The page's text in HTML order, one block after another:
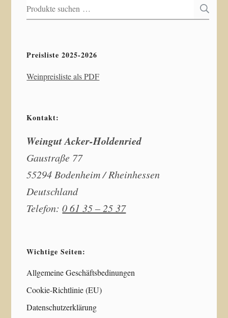
Suchen
nach:
Preisliste 2025-2026
Weinpreisliste als PDF
Kontakt:
Weingut Acker-Holdenried
Gaustraße 77
55294 Bodenheim / Rheinhessen
Deutschland
Telefon:0 61 35 – 25 37
Wichtige Seiten:
Allgemeine Geschäftsbedinungen
Cookie-Richtlinie (EU)
Datenschutzerklärung